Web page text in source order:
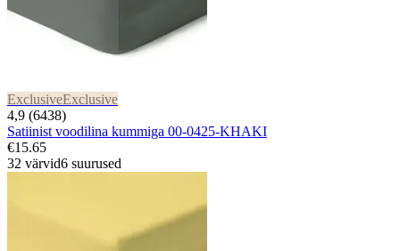
ExclusiveExclusive
4,9 (6438)
Satiinist voodilina kummiga 00-0425-KHAKI
€15.65
32 värvid6 suurused